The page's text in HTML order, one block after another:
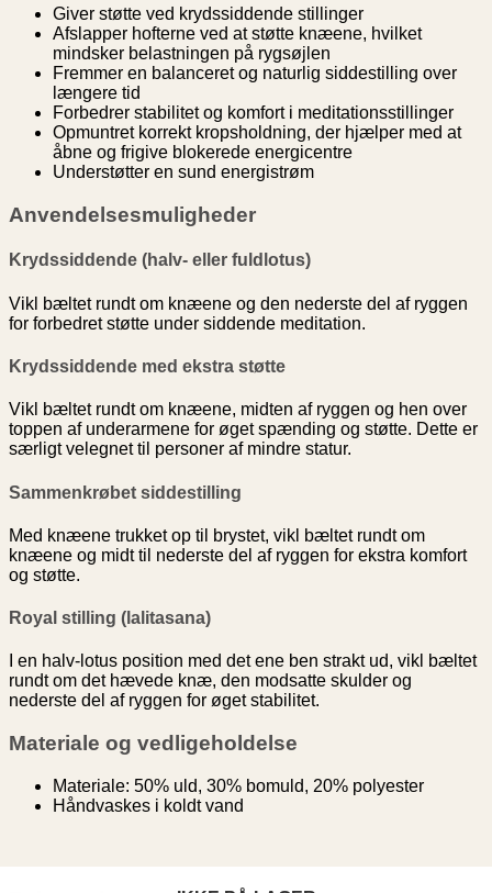
Giver støtte ved krydssiddende stillinger
Afslapper hofterne ved at støtte knæene, hvilket
mindsker belastningen på rygsøjlen
Fremmer en balanceret og naturlig siddestilling over
længere tid
Forbedrer stabilitet og komfort i meditationsstillinger
Opmuntret korrekt kropsholdning, der hjælper med at
åbne og frigive blokerede energicentre
Understøtter en sund energistrøm
Anvendelsesmuligheder
Krydssiddende (halv- eller fuldlotus)
Vikl bæltet rundt om knæene og den nederste del af ryggen
for forbedret støtte under siddende meditation.
Krydssiddende med ekstra støtte
Vikl bæltet rundt om knæene, midten af ryggen og hen over
toppen af underarmene for øget spænding og støtte. Dette er
særligt velegnet til personer af mindre statur.
Sammenkrøbet siddestilling
Med knæene trukket op til brystet, vikl bæltet rundt om
knæene og midt til nederste del af ryggen for ekstra komfort
og støtte.
Royal stilling (lalitasana)
I en halv-lotus position med det ene ben strakt ud, vikl bæltet
rundt om det hævede knæ, den modsatte skulder og
nederste del af ryggen for øget stabilitet.
Materiale og vedligeholdelse
Materiale: 50% uld, 30% bomuld, 20% polyester
Håndvaskes i koldt vand